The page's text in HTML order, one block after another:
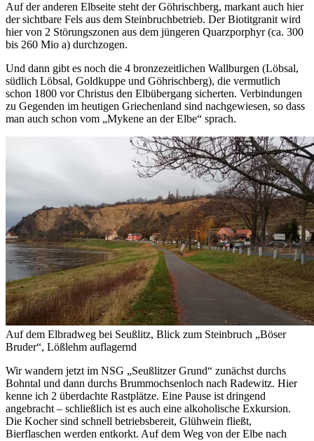
Unser Gästebuch
Wir würden uns über einen
Eintrag in unser Gästebuch
freuen.
Link zum Gästebuch
Aktivitäten
100 Jahre TVS 1914 – unser
100.Stiftungsfest
Bericht lesen
Unser Gästebuch
Wir würden uns über einen
Eintrag in unser Gästebuch
freuen.
Link zum Gästebuch
Ein paar Fotos von
unseren Aktivitäten
Viel Spaß beim schauen...
Auf der anderen Elbseite steht der Göhrischberg, markant auch hier
der sichtbare Fels aus dem Steinbruchbetrieb. Der Biotitgranit wird
hier von 2 Störungszonen aus dem jüngeren Quarzporphyr (ca. 300
bis 260 Mio a) durchzogen.
Und dann gibt es noch die 4 bronzezeitlichen Wallburgen (Löbsal,
südlich Löbsal, Goldkuppe und Göhrischberg), die vermutlich
schon 1800 vor Christus den Elbübergang sicherten. Verbindungen
zu Gegenden im heutigen Griechenland sind nachgewiesen, so dass
man auch schon vom „Mykene an der Elbe“ sprach.
Auf dem Elbradweg bei Seußlitz, Blick zum Steinbruch „Böser
Bruder“, Lößlehm auflagernd
Wir wandern jetzt im NSG „Seußlitzer Grund“ zunächst durchs
Bohntal und dann durchs Brummochsenloch nach Radewitz. Hier
kenne ich 2 überdachte Rastplätze. Eine Pause ist dringend
angebracht – schließlich ist es auch eine alkoholische Exkursion.
Die Kocher sind schnell betriebsbereit, Glühwein fließt,
Bierflaschen werden entkorkt. Auf dem Weg von der Elbe nach